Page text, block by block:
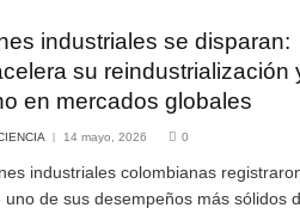
industriales se disparan:
su reindustrialización
en mercados globales
14 mayo, 2026 0
industriales colombianas
uno de sus desempeños más sólidos